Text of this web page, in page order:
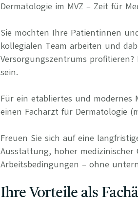
Dermatologie im MVZ – Zeit für
Sie möchten Ihre Patientinnen
kollegialen Team arbeiten und
Versorgungszentrums
sein.
Für ein etabliertes und modernes
einen Facharzt für Dermatologie
Freuen Sie sich auf eine
Ausstattung, hoher
Arbeitsbedingungen – ohne
Ihre Vorteile als